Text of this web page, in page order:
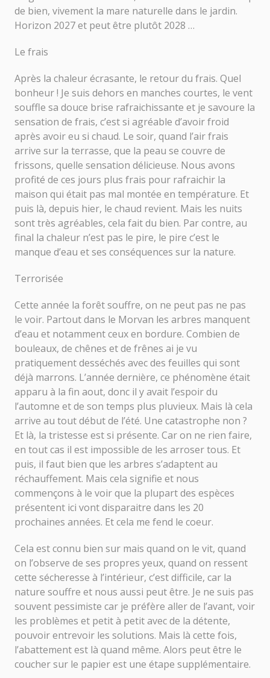
de bien, vivement la mare naturelle dans le jardin.
Horizon 2027 et peut être plutôt 2028 …
Le frais
Après la chaleur écrasante, le retour du frais. Quel
bonheur ! Je suis dehors en manches courtes, le vent
souffle sa douce brise rafraichissante et je savoure la
sensation de frais, c’est si agréable d’avoir froid
après avoir eu si chaud. Le soir, quand l’air frais
arrive sur la terrasse, que la peau se couvre de
frissons, quelle sensation délicieuse. Nous avons
profité de ces jours plus frais pour rafraichir la
maison qui était pas mal montée en température. Et
puis là, depuis hier, le chaud revient. Mais les nuits
sont très agréables, cela fait du bien. Par contre, au
final la chaleur n’est pas le pire, le pire c’est le
manque d’eau et ses conséquences sur la nature.
Terrorisée
Cette année la forêt souffre, on ne peut pas ne pas
le voir. Partout dans le Morvan les arbres manquent
d’eau et notamment ceux en bordure. Combien de
bouleaux, de chênes et de frênes ai je vu
pratiquement desséchés avec des feuilles qui sont
déjà marrons. L’année dernière, ce phénomène était
apparu à la fin aout, donc il y avait l’espoir du
l’automne et de son temps plus pluvieux. Mais là cela
arrive au tout début de l’été. Une catastrophe non ?
Et là, la tristesse est si présente. Car on ne rien faire,
en tout cas il est impossible de les arroser tous. Et
puis, il faut bien que les arbres s’adaptent au
réchauffement. Mais cela signifie et nous
commençons à le voir que la plupart des espèces
présentent ici vont disparaitre dans les 20
prochaines années. Et cela me fend le coeur.
Cela est connu bien sur mais quand on le vit, quand
on l’observe de ses propres yeux, quand on ressent
cette sécheresse à l’intérieur, c’est difficile, car la
nature souffre et nous aussi peut être. Je ne suis pas
souvent pessimiste car je préfère aller de l’avant, voir
les problèmes et petit à petit avec de la détente,
pouvoir entrevoir les solutions. Mais là cette fois,
l’abattement est là quand même. Alors peut être le
coucher sur le papier est une étape supplémentaire.